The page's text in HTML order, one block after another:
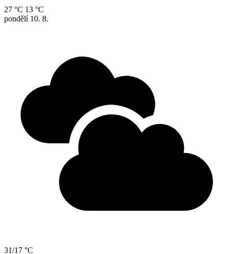
27 °C 13 °C
pondělí 10. 8.
31/17 °C